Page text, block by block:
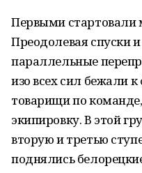
Первыми
Преодолевая спуски
параллельные
изо всех сил бежали
товарищи по
экипировку. В этой
вторую и третью
поднялись